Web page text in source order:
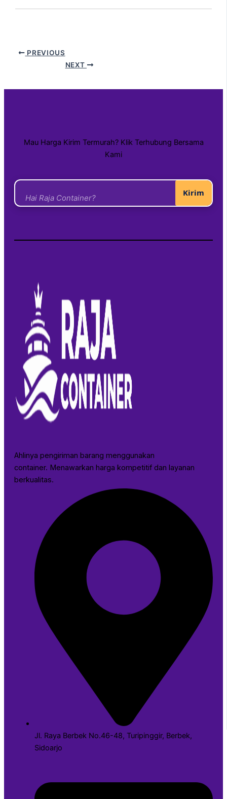
PREVIOUS
NEXT
Mau Harga Kirim Termurah? Klik Terhubung Bersama
Kami
Kirim
Ahlinya pengiriman barang menggunakan
container. Menawarkan harga kompetitif dan layanan
berkualitas.
Jl. Raya Berbek No.46-48, Turipinggir, Berbek,
Sidoarjo